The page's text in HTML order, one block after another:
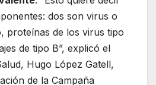
dos son virus o
proteínas de los virus tipo
de tipo B”, explicó el
Hugo López Gatell,
de la Campaña